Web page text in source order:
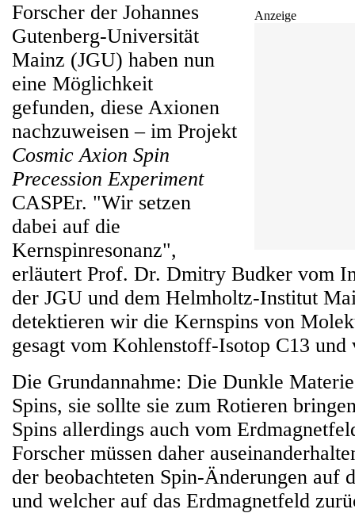
Anzeige
Forscher der Johannes
Gutenberg-Universität
Mainz (JGU) haben nun
eine Möglichkeit
gefunden, diese Axionen
nachzuweisen – im Projekt
Cosmic Axion Spin
Precession Experiment
CASPEr. "Wir setzen
dabei auf die
Kernspinresonanz",
erläutert Prof. Dr. Dmitry Budker vom
der JGU und dem Helmholtz-Institut
detektieren wir die Kernspins von
gesagt vom Kohlenstoff-Isotop C13 und
Die Grundannahme: Die Dunkle
Spins, sie sollte sie zum Rotieren
Spins allerdings auch vom
Forscher müssen daher
der beobachteten Spin-Änderungen auf
und welcher auf das Erdmagnetfeld